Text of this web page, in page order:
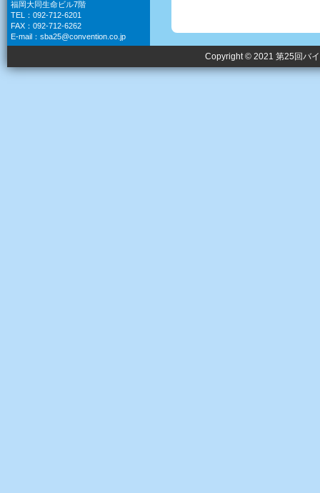
福岡大同生命ビル7階
TEL：092-712-6201
FAX：092-712-6262
E-mail： sba25@convention.co.jp
Copyright © 2021 第25回バ